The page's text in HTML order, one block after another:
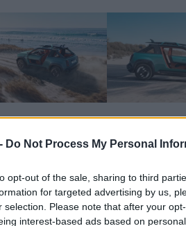
Do Not Process My Personal
opt-out of the sale, sharing to third
for targeted advertising by us,
selection. Please note that after your
interest-based ads based on
egyszerre
áraszt, ugyanakkor néhány ponton
a Renault legendás„egyiptomi
és komoly kultusznak
és a csomagtér — vagy inkább a